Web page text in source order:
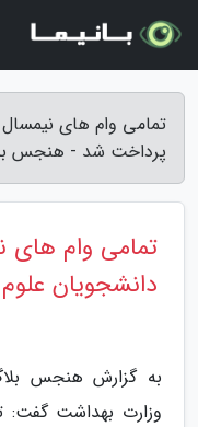
پرداخت شد - هنجس
دانشجویان
به گزارش هنجس